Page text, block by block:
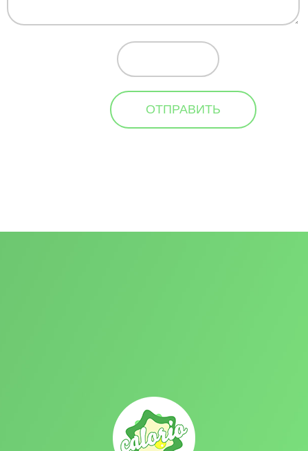
ОТПРАВИТЬ